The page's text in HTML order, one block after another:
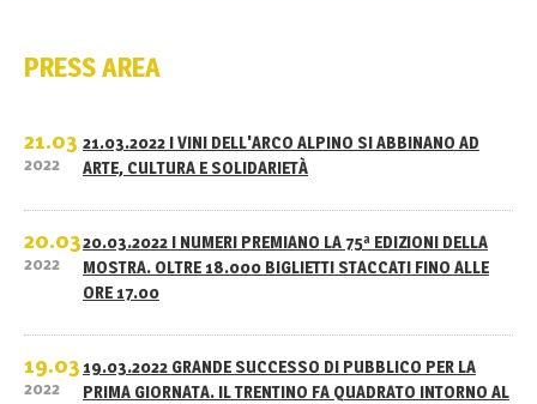
PRESS AREA
21.03
2022
21.03.2022 I VINI DELL'ARCO ALPINO SI ABBINANO AD
ARTE, CULTURA E SOLIDARIETÀ
20.03
2022
20.03.2022 I NUMERI PREMIANO LA 75ª EDIZIONI DELLA
MOSTRA. OLTRE 18.000 BIGLIETTI STACCATI FINO ALLE
ORE 17.00
19.03
2022
19.03.2022 GRANDE SUCCESSO DI PUBBLICO PER LA
PRIMA GIORNATA. IL TRENTINO FA QUADRATO INTORNO AL